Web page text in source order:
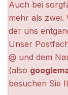
Auch bei
mehr als zwei.
der uns
Unser
@ und dem
(also
besuchen Sie